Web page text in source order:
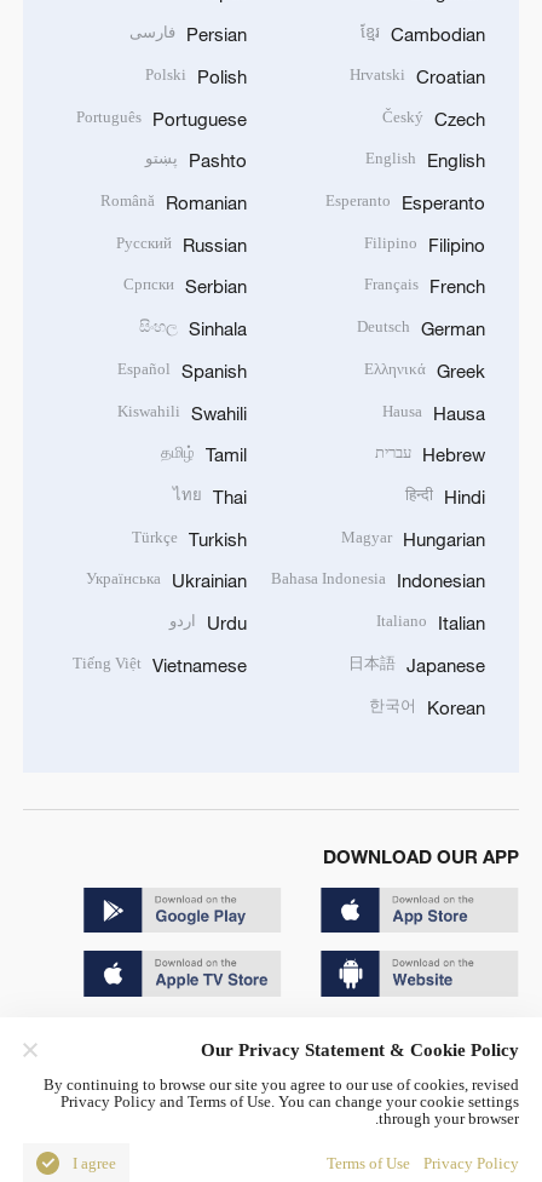
Cambodian
ខ្មែរ
Croatian
Hrvatski
Czech
Český
English
English
Esperanto
Esperanto
Filipino
Filipino
French
Français
German
Deutsch
Greek
Ελληνικά
Hausa
Hausa
Hebrew עברית
Hindi
हिन्दी
Hungarian
Magyar
Indonesian
Bahasa Indonesia
Italian
Italiano
Japanese
日本語
Korean
한국어
Persian فارسی
Polish
Polski
Portuguese
Português
Pashto پښتو
Romanian
Română
Russian
Русский
Serbian
Српски
Sinhala
සිංහල
Spanish
Español
Swahili
Kiswahili
Tamil
தமிழ்
Thai
ไทย
Turkish
Türkçe
Ukrainian
Українська
Urdu اردو
Vietnamese
Tiếng Việt
DOWNLOAD OUR APP
京ICP备20000184号
京公网安备 11010502050052号
Disinformation report hotline: 010-85061466
Our Privacy Statement & Cookie Policy
By continuing to browse our site you agree to our use of cookies, revised
Privacy Policy and Terms of Use. You can change your cookie settings
through your browser.
Privacy Policy
Terms of Use
I agree